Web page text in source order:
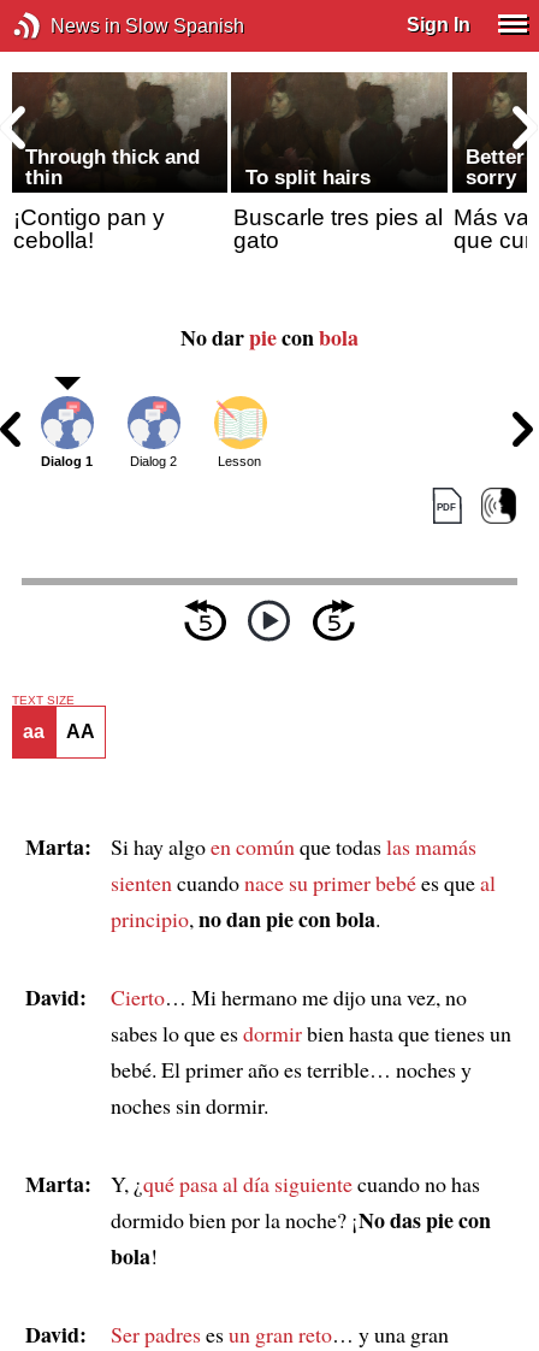
News in Slow Spanish Sign In
Through thick and
thin
¡Contigo pan y
cebolla!
To split hairs
Buscarle tres pies al
gato
Better
sorry
Más
que
No darpieconbola
Dialog 1 Dialog 2 Lesson
TEXT SIZE
aa AA
Marta: Si hay algoen común que todaslas mamás
sienten cuandonace su primer bebées queal
principio, no dan pie con bola.
David: Cierto… Mi hermano me dijo una vez, no
sabes lo que esdormirbien hasta que tienes un
bebé. El primer año es terrible… noches y
noches sin dormir.
Marta: Y, ¿qué pasa al día siguientecuando no has
dormido bien por la noche? ¡No das pie con
bola!
David: Ser padresesun gran reto… y una gran